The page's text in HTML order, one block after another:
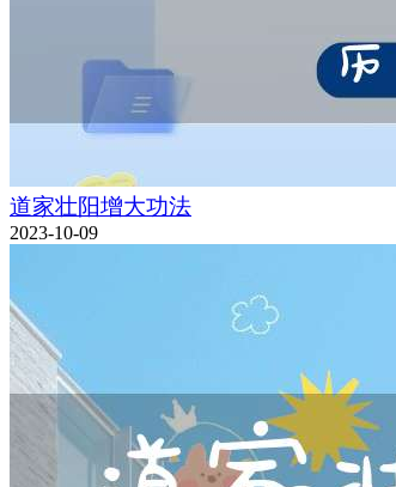
道家壮阳增大功法
2023-10-09